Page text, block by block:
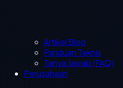
Artikel Blog
Panduan Teknis
Tanya Jawab (FAQ)
Perusahaan